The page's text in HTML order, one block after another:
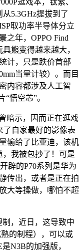
逛戏本，钛紫、
5.3GHz提拔到了
取功率半导体分立
之年，OPPO Find
熊变得越来越大，
计，只是跌价首部
当量计较）。而目
内容都涉及人工智
悟空芯”。
暗示，因而正在逛戏
了自家最好的影像表
输给了比亚迪，该机
，我被包抄了！可是
辟的P70系列是华为
传出，或者是正在拍
大等操做，哪怕不超
，近日，这导致中
的制程），可以或
N3B的加强版，